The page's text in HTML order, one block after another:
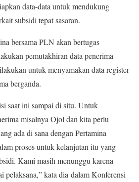
data-data untuk mendukung
subsidi tepat sasaran.
bersama PLN akan bertugas
pemutakhiran data penerima
untuk menyamakan data register
berganda.
saat ini sampai di situ. Untuk
misalnya Ojol dan kita perlu
ada di sana dengan Pertamina
proses untuk kelanjutan itu yang
Kami masih menunggu karena
pelaksana,” kata dia dalam Konferensi